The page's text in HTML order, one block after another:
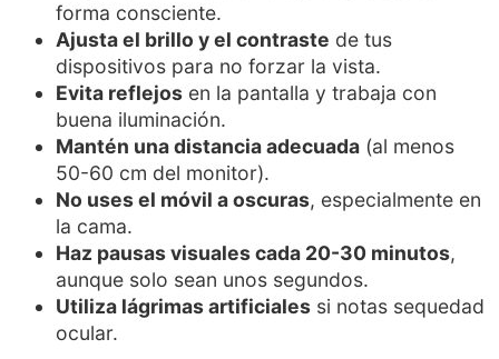
forma consciente.
Ajusta el brillo y el contraste de tus
dispositivos para no forzar la vista.
Evita reflejos en la pantalla y trabaja con
buena iluminación.
Mantén una distancia adecuada (al menos
50-60 cm del monitor).
No uses el móvil a oscuras, especialmente en
la cama.
Haz pausas visuales cada 20-30 minutos,
aunque solo sean unos segundos.
Utiliza lágrimas artificiales si notas sequedad
ocular.